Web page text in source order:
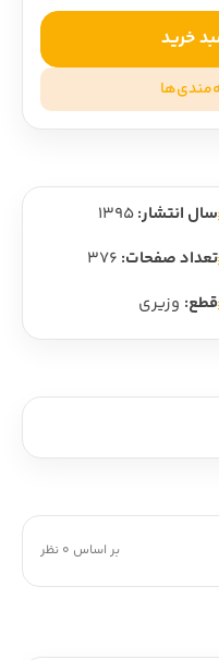
خرید
سال انتشار: 1395
تعداد صفحات: 376
قطع: وزیری
بر اساس 0 نظر